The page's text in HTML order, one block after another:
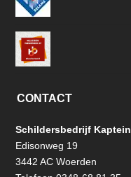
CONTACT
Schildersbedrijf Kaptein
Edisonweg 19
3442 AC Woerden